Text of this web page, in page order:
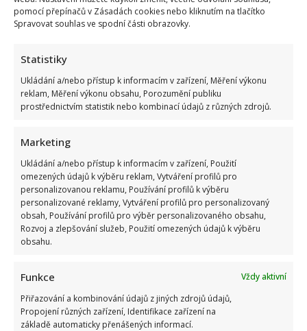
pomocí přepínačů v Zásadách cookies nebo kliknutím na tlačítko
Spravovat souhlas ve spodní části obrazovky.
Statistiky
Ukládání a/nebo přístup k informacím v zařízení, Měření výkonu
reklam, Měření výkonu obsahu, Porozumění publiku
prostřednictvím statistik nebo kombinací údajů z různých zdrojů.
Marketing
Ukládání a/nebo přístup k informacím v zařízení, Použití
omezených údajů k výběru reklam, Vytváření profilů pro
personalizovanou reklamu, Používání profilů k výběru
personalizované reklamy, Vytváření profilů pro personalizovaný
obsah, Používání profilů pro výběr personalizovaného obsahu,
Rozvoj a zlepšování služeb, Použití omezených údajů k výběru
obsahu.
Funkce
Vždy aktivní
Přiřazování a kombinování údajů z jiných zdrojů údajů,
Propojení různých zařízení, Identifikace zařízení na
základě automaticky přenášených informací.